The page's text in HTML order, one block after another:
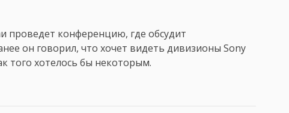
проведет конференцию, где обсудит
он говорил, что хочет видеть дивизионы Sony
того хотелось бы некоторым.